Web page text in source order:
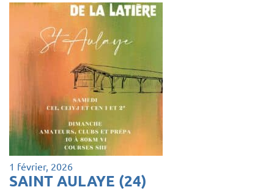
1 février, 2026
SAINT AULAYE (24)